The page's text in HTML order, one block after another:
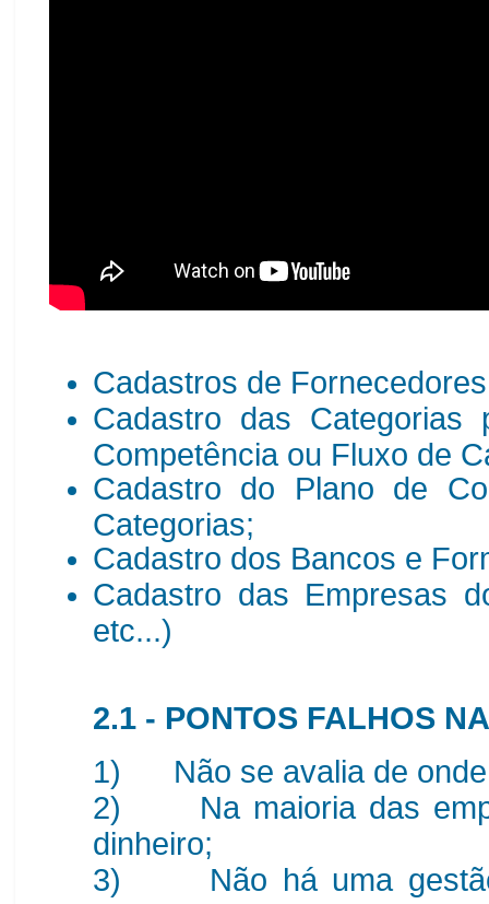
Cadastros de
Cadastro das
Competência ou Fluxo de
Cadastro do Plano de
Categorias;
Cadastro dos Bancos e
Cadastro das Empresas
etc...)
2.1 - PONTOS FALHOS
1) Não se avalia de onde
2) Na maioria das
dinheiro;
3) Não há uma gestão